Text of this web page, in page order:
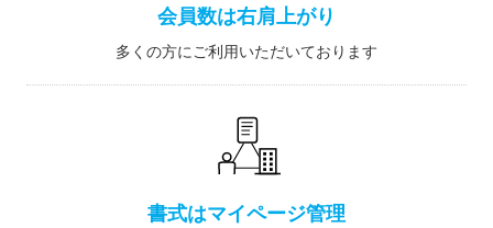
会員数は右肩上がり
多くの方にご利用いただいております
書式はマイページ管理